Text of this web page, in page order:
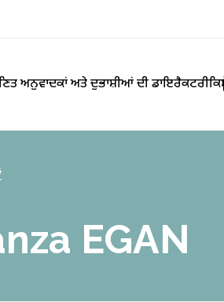
ਅਨੁਵਾਦਕਾਂ ਅਤੇ ਦੁਭਾਸ਼ੀਆਂ ਦੀ ਡਾਇਰੈਕਟਰੀ
EGAN